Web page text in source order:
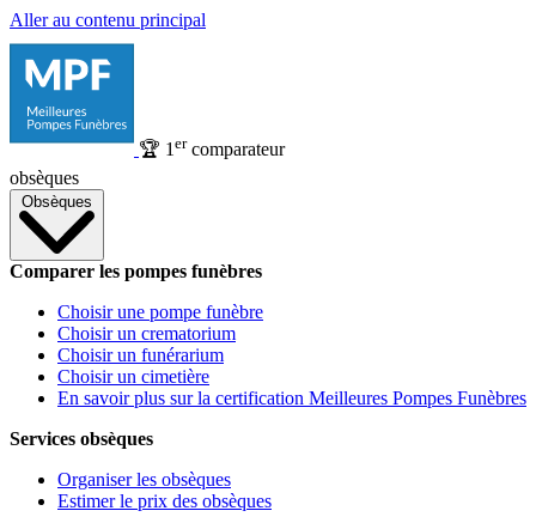
Aller au contenu principal
🏆 1 ercomparateur
obsèques
Obsèques
Comparer les pompes funèbres
Choisir une pompe funèbre
Choisir un crematorium
Choisir un funérarium
Choisir un cimetière
En savoir plus sur la certification Meilleures Pompes Funèbres
Services obsèques
Organiser les obsèques
Estimer le prix des obsèques